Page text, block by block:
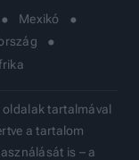
Mexikó
tartalmával
a tartalom
is – a